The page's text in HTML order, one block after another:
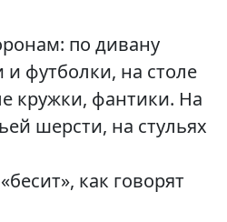
по дивану
футболки, на столе
кружки, фантики. На
шерсти, на стульях
как говорят